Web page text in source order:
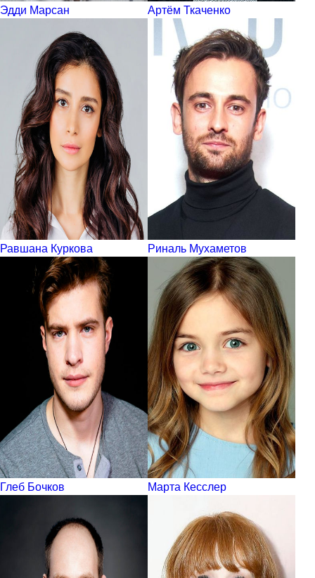
Эдди Марсан Артём Ткаченко
Равшана Куркова Риналь Мухаметов
Глеб Бочков Марта Кесслер